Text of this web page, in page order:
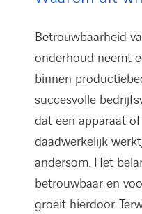
Werken bij
Betrouwbaarheid
onderhoud neemt
binnen
succesvolle
dat een apparaat
daadwerkelijk
andersom. Het
betrouwbaar en
groeit hierdoor.